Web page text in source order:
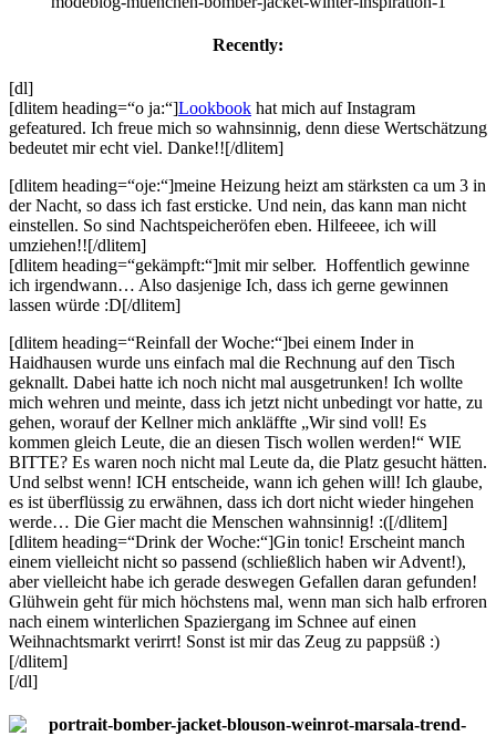
Recently:
[dl]
[dlitem heading=“o ja:“]Lookbook hat mich auf Instagram
gefeatured. Ich freue mich so wahnsinnig, denn diese Wertschätzung
bedeutet mir echt viel. Danke!![/dlitem]
[dlitem heading=“oje:“]meine Heizung heizt am stärksten ca um 3 in
der Nacht, so dass ich fast ersticke. Und nein, das kann man nicht
einstellen. So sind Nachtspeicheröfen eben. Hilfeeee, ich will
umziehen!![/dlitem]
[dlitem heading=“gekämpft:“]mit mir selber. Hoffentlich gewinne
ich irgendwann… Also dasjenige Ich, dass ich gerne gewinnen
lassen würde :D[/dlitem]
[dlitem heading=“Reinfall der Woche:“]bei einem Inder in
Haidhausen wurde uns einfach mal die Rechnung auf den Tisch
geknallt. Dabei hatte ich noch nicht mal ausgetrunken! Ich wollte
mich wehren und meinte, dass ich jetzt nicht unbedingt vor hatte, zu
gehen, worauf der Kellner mich ankläffte „Wir sind voll! Es
kommen gleich Leute, die an diesen Tisch wollen werden!“ WIE
BITTE? Es waren noch nicht mal Leute da, die Platz gesucht hätten.
Und selbst wenn! ICH entscheide, wann ich gehen will! Ich glaube,
es ist überflüssig zu erwähnen, dass ich dort nicht wieder hingehen
werde… Die Gier macht die Menschen wahnsinnig! :([/dlitem]
[dlitem heading=“Drink der Woche:“]Gin tonic! Erscheint manch
einem vielleicht nicht so passend (schließlich haben wir Advent!),
aber vielleicht habe ich gerade deswegen Gefallen daran gefunden!
Glühwein geht für mich höchstens mal, wenn man sich halb erfroren
nach einem winterlichen Spaziergang im Schnee auf einen
Weihnachtsmarkt verirrt! Sonst ist mir das Zeug zu pappsüß :)
[/dlitem]
[/dl]